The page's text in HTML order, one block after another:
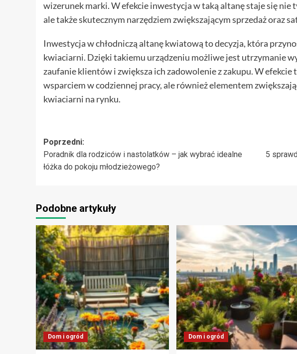
wizerunek marki. W efekcie inwestycja w taką altanę staje się
ale także skutecznym narzędziem zwiększającym sprzedaż oraz
Inwestycja w chłodniczą altanę kwiatową to decyzja, która
kwiaciarni. Dzięki takiemu urządzeniu możliwe jest utrzymanie
zaufanie klientów i zwiększa ich zadowolenie z zakupu. W
wsparciem w codziennej pracy, ale również elementem
kwiaciarni na rynku.
Zobacz
wpisy
Poprzedni:
Poradnik dla rodziców i nastolatków – jak wybrać idealne
łóżka do pokoju młodzieżowego?
5
Podobne artykuły
Dom i ogród Dom i ogród